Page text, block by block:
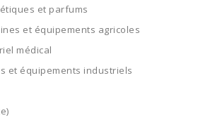
et parfums
et équipements agricoles
médical
et équipements industriels